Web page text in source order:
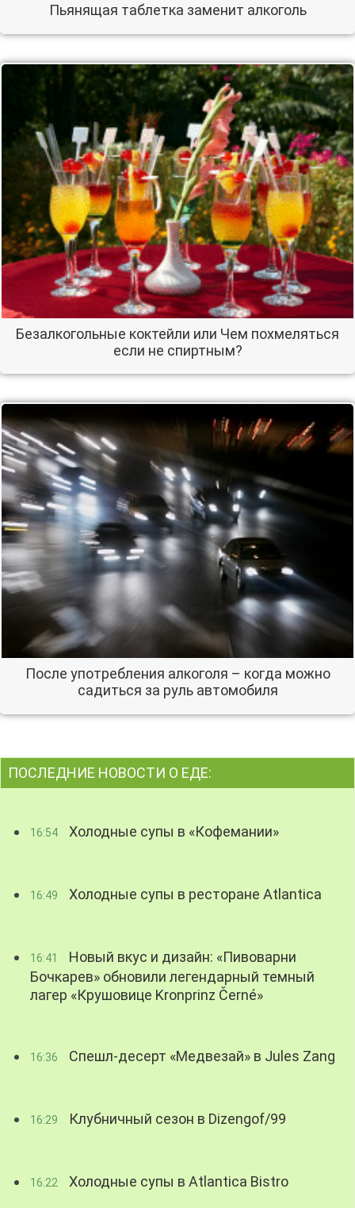
Пьянящая таблетка заменит алкоголь
Безалкогольные коктейли или Чем похмеляться
если не спиртным?
После употребления алкоголя – когда можно
садиться за руль автомобиля
ПОСЛЕДНИЕ НОВОСТИ О ЕДЕ:
16:54 Холодные супы в «Кофемании»
16:49 Холодные супы в ресторане Atlantica
16:41
Новый вкус и дизайн: «Пивоварни
Бочкарев» обновили легендарный темный
лагер «Крушовице Kronprinz Černé»
16:36 Спешл-десерт «Медвезай» в Jules Zang
16:29 Клубничный сезон в Dizengof/99
16:22 Холодные супы в Atlantica Bistro